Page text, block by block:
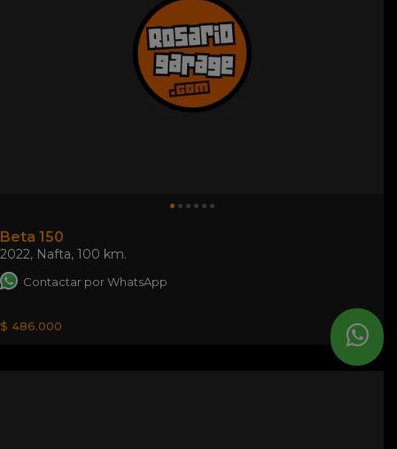
Beta 150
2022, Nafta, 100 km.
Contactar por WhatsApp
$ 486.000